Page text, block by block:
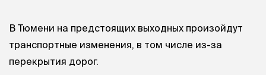
В Тюмени на предстоящих выходных произойдут
транспортные изменения, в том числе из-за
перекрытия дорог.